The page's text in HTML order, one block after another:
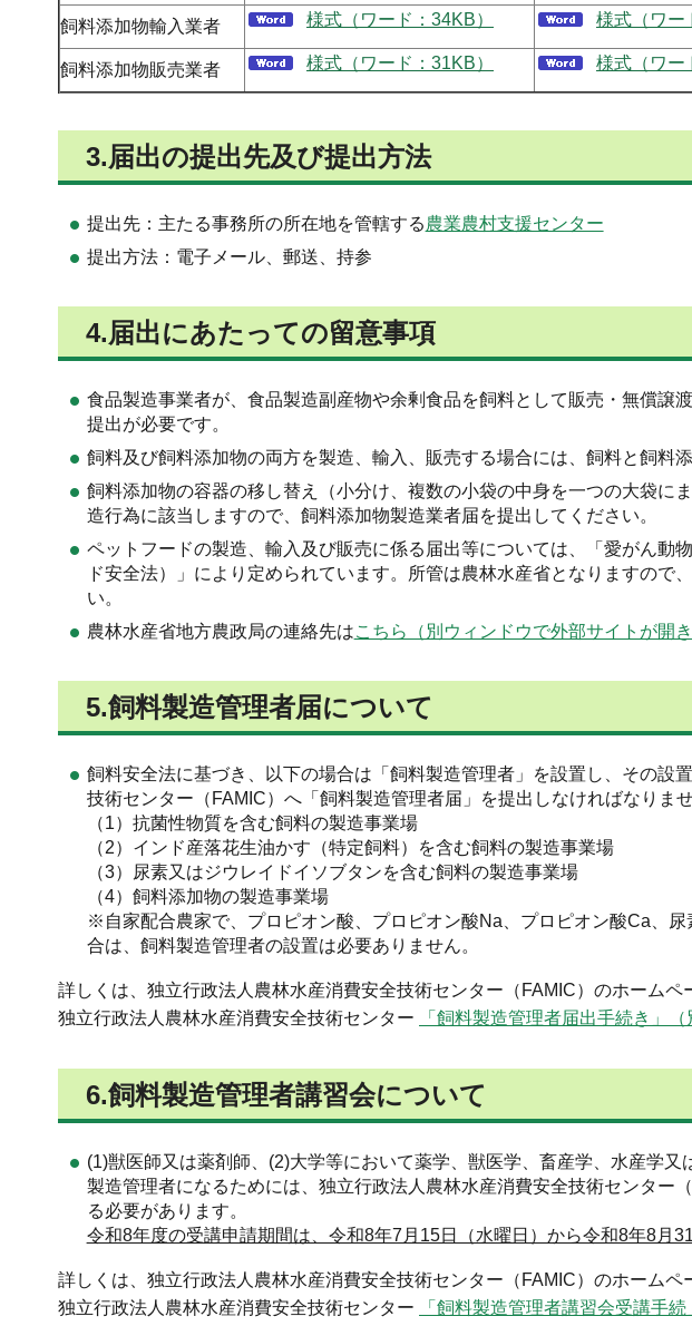
飼料添加物輸入業者 様式（ワード：34KB） 様式（ワー
飼料添加物販売業者 様式（ワード：31KB） 様式（ワー
3.届出の提出先及び提出方法
提出先：主たる事務所の所在地を管轄する農業農村支援センター
提出方法：電子メール、郵送、持参
4.届出にあたっての留意事項
食品製造事業者が、食品製造副産物や余剰食品を飼料として販売・無償譲
提出が必要です。
飼料及び飼料添加物の両方を製造、輸入、販売する場合には、飼料と飼料
飼料添加物の容器の移し替え（小分け、複数の小袋の中身を一つの大袋に
造行為に該当しますので、飼料添加物製造業者届を提出してください。
ペットフードの製造、輸入及び販売に係る届出等については、「愛がん動
ド安全法）」により定められています。所管は農林水産省となりますので
い。
農林水産省地方農政局の連絡先はこちら（別ウィンドウで外部サイトが開き
5.飼料製造管理者届について
飼料安全法に基づき、以下の場合は「飼料製造管理者」を設置し、その設
技術センター（FAMIC）へ「飼料製造管理者届」を提出しなければなりませ
（1）抗菌性物質を含む飼料の製造事業場
（2）インド産落花生油かす（特定飼料）を含む飼料の製造事業場
（3）尿素又はジウレイドイソブタンを含む飼料の製造事業場
（4）飼料添加物の製造事業場
※自家配合農家で、プロピオン酸、プロピオン酸Na、プロピオン酸Ca、
合は、飼料製造管理者の設置は必要ありません。
詳しくは、独立行政法人農林水産消費安全技術センター（FAMIC）のホームペ
独立行政法人農林水産消費安全技術センター
「飼料製造管理者届出手続き」
6.飼料製造管理者講習会について
(1)獣医師又は薬剤師、(2)大学等において薬学、獣医学、畜産学、水産学
製造管理者になるためには、独立行政法人農林水産消費安全技術センター
る必要があります。
令和8年度の受講申請期間は、令和8年7月15日（水曜日）から令和8年8月
詳しくは、独立行政法人農林水産消費安全技術センター（FAMIC）のホームペ
独立行政法人農林水産消費安全技術センター
「飼料製造管理者講習会受講手